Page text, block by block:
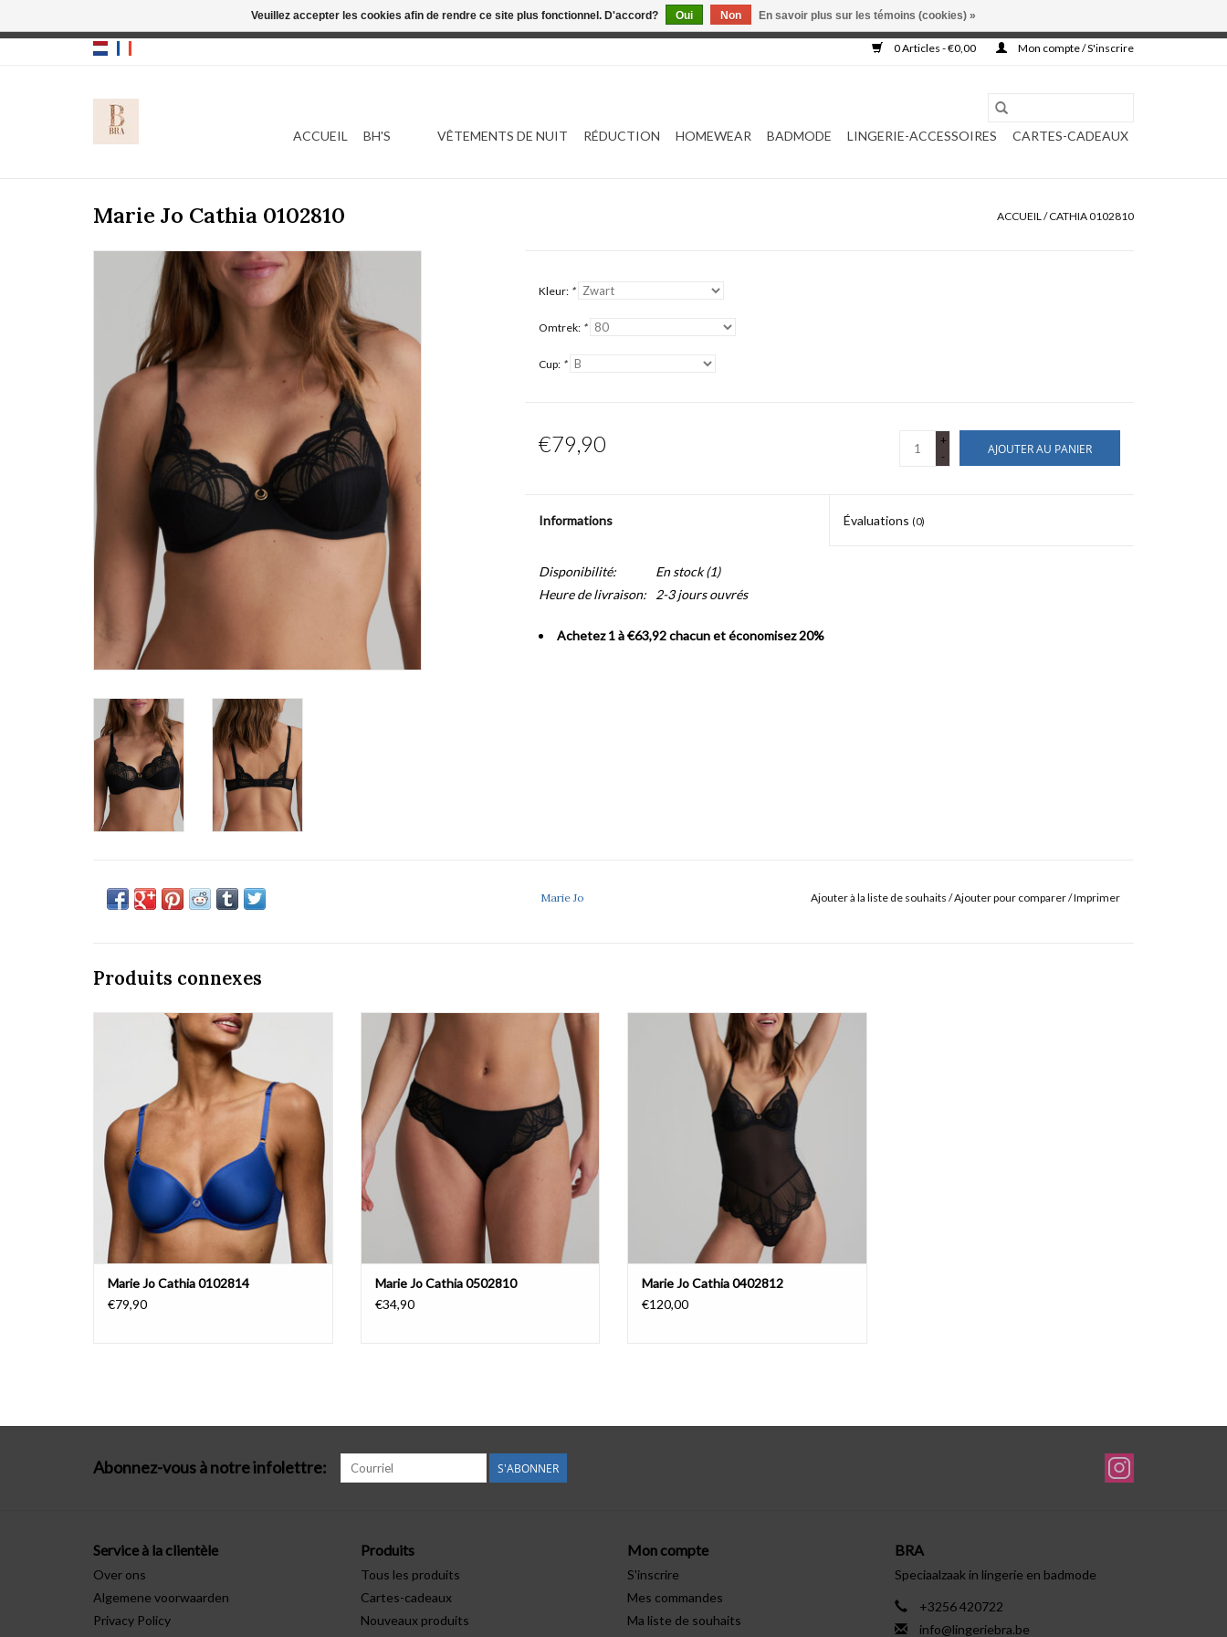
0 Articles - €0,00 Mon compte / S'inscrire
ACCUEIL BH'S VÊTEMENTS DE NUIT RÉDUCTION HOMEWEAR BADMODE LINGERIE-ACCESSOIRES CARTES-CADEAUX
Marie Jo Cathia 0102810 ACCUEIL/CATHIA 0102810
Kleur: *
Omtrek: *
Cup: *
€79,90
+
-
AJOUTER AU PANIER
Informations Évaluations (0)
Disponibilité: En stock(1)
Heure de livraison:
2-3 jours ouvrés
Achetez 1 à €63,92 chacun et économisez 20%
Marie Jo Ajouter à la liste de souhaits /Ajouter pour comparer/Imprimer
Produits connexes
Marie Jo Cathia 0102814
AJOUTER AU PANIER
Marie Jo Cathia 0102814
€79,90
Marie Jo Cathia 0502810
Marie Jo Cathia 0502810
€34,90
Marie Jo Cathia 0402812
AJOUTER AU PANIER
Marie Jo Cathia 0402812
€120,00
Abonnez-vous à notre infolettre: S'ABONNER
Service à la clientèle
Over ons
Algemene voorwaarden
Privacy Policy
Produits
Tous les produits
Cartes-cadeaux
Nouveaux produits
Mon compte
S'inscrire
Mes commandes
Ma liste de souhaits
BRA
Speciaalzaak in lingerie en badmode
+3256 420722
info@lingeriebra.be
Veuillez accepter les cookies afin de rendre ce site plus fonctionnel. D'accord? Oui Non En savoir plus sur les témoins (cookies) »
Cette boutique est en construction. Toute commande passée ne sera ni traitée, ni complétée.